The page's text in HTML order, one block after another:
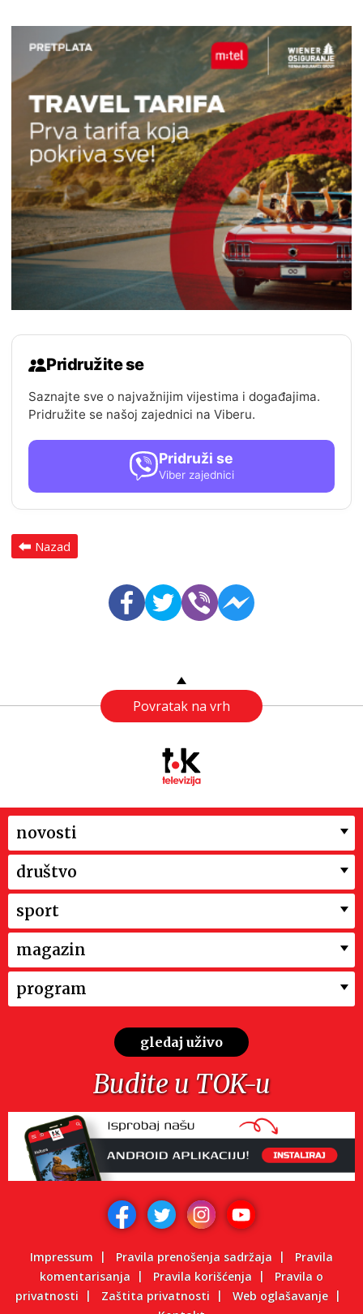
Pridružite se
Saznajte sve o najvažnijim vijestima i događajima.
Pridružite se našoj zajednici na Viberu.
Pridruži se
Viber zajednici
Nazad
Povratak na vrh
novosti
društvo
sport
magazin
program
gledaj uživo
Budite u TOK-u
Impressum Pravila prenošenja sadržaja
Pravila
komentarisanja
Pravila korišćenja
Pravila o
privatnosti
Zaštita privatnosti
Web oglašavanje